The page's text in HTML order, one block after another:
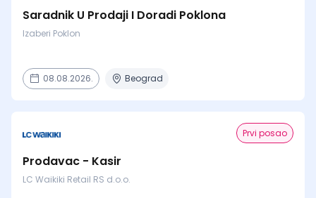
Saradnik U Prodaji I Doradi Poklona
Izaberi Poklon
08.08.2026. Beograd
Prvi posao
Prodavac - Kasir
LC Waikiki Retail RS d.o.o.